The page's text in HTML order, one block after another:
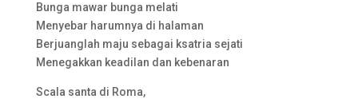
Bunga mawar bunga melati
Menyebar harumnya di halaman
Berjuanglah maju sebagai ksatria sejati
Menegakkan keadilan dan kebenaran
Scala santa di Roma,